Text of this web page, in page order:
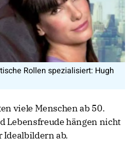
Rollen spezialisiert: Hugh
viele Menschen ab 50.
Lebensfreude hängen nicht
Idealbildern ab.